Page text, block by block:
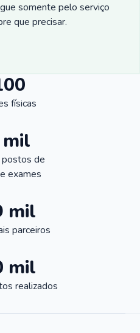
somente pelo serviço
que precisar.
físicas
mil
postos de
exames
mil
parceiros
mil
realizados